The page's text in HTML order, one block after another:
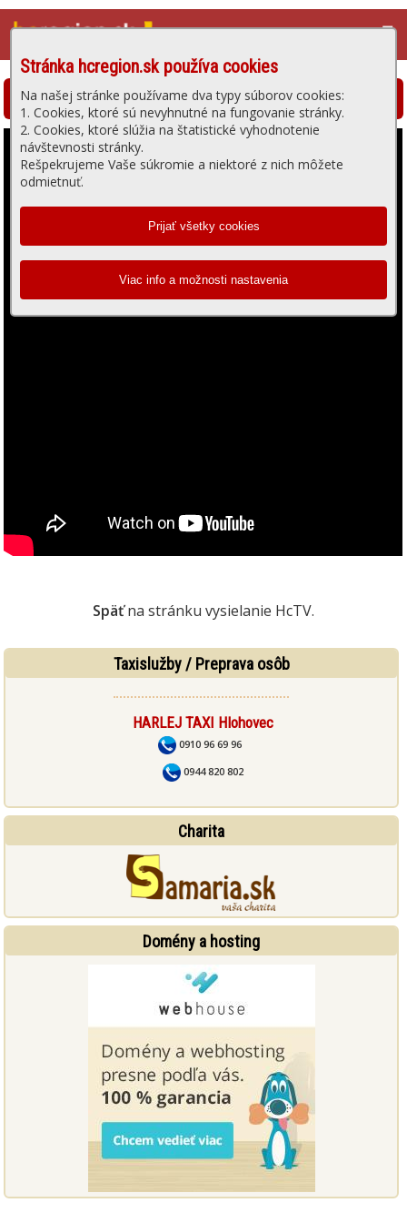
☰
Stránka hcregion.sk používa cookies
Na našej stránke používame dva typy súborov cookies:
1. Cookies, ktoré sú nevyhnutné na fungovanie stránky.
2. Cookies, ktoré slúžia na štatistické vyhodnotenie
návštevnosti stránky.
Rešpekrujeme Vaše súkromie a niektoré z nich môžete
odmietnuť.
Hlohovská televízia - prehrávanie videa
Späťna stránku vysielanie HcTV.
Taxislužby / Preprava osôb
HARLEJ TAXI Hlohovec
0910 96 69 96
0944 820 802
Charita
Domény a hosting